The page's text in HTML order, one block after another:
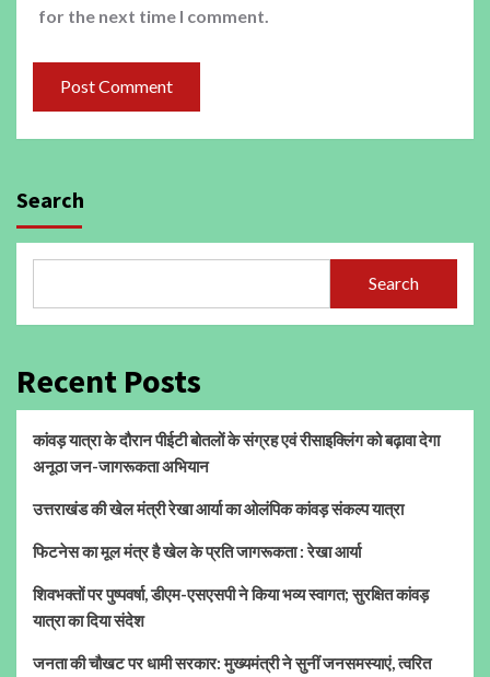
for the next time I comment.
Search
Search
Recent Posts
कांवड़ यात्रा के दौरान पीईटी बोतलों के संग्रह एवं रीसाइक्लिंग को बढ़ावा देगा
अनूठा जन-जागरूकता अभियान
उत्तराखंड की खेल मंत्री रेखा आर्या का ओलंपिक कांवड़ संकल्प यात्रा
फिटनेस का मूल मंत्र है खेल के प्रति जागरूकता : रेखा आर्या
शिवभक्तों पर पुष्पवर्षा, डीएम-एसएसपी ने किया भव्य स्वागत; सुरक्षित कांवड़
यात्रा का दिया संदेश
जनता की चौखट पर धामी सरकार: मुख्यमंत्री ने सुनीं जनसमस्याएं, त्वरित